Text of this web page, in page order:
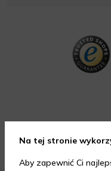
Na tej stronie
Aby zapewnić Ci